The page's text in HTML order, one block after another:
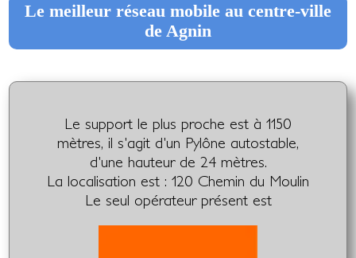
Le meilleur réseau mobile au centre-ville
de Agnin
Le support le plus proche est à 1150
mètres, il s'agit d'un Pylône autostable,
d'une hauteur de 24 mètres.
La localisation est : 120 Chemin du Moulin
Le seul opérateur présent est